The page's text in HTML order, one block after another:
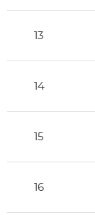
13
14
15
16